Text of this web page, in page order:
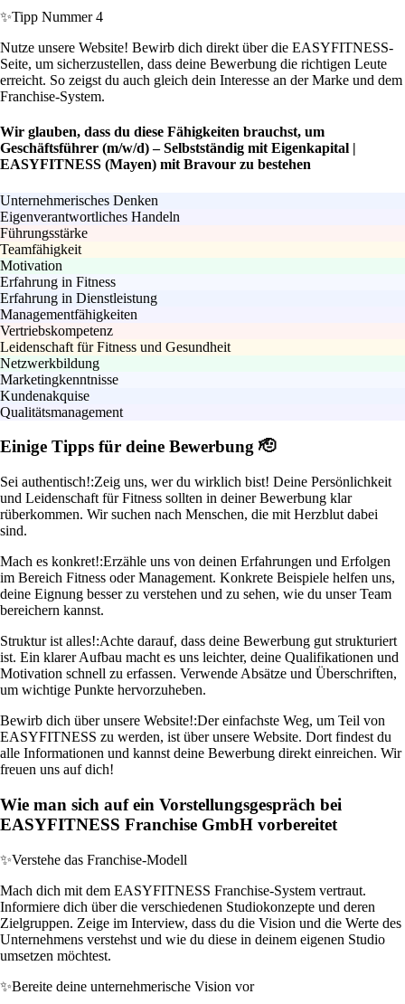
✨Tipp Nummer 4
Nutze unsere Website! Bewirb dich direkt über die EASYFITNESS-
Seite, um sicherzustellen, dass deine Bewerbung die richtigen Leute
erreicht. So zeigst du auch gleich dein Interesse an der Marke und dem
Franchise-System.
Wir glauben, dass du diese Fähigkeiten brauchst, um
Geschäftsführer (m/w/d) – Selbstständig mit Eigenkapital |
EASYFITNESS (Mayen) mit Bravour zu bestehen
Unternehmerisches Denken
Eigenverantwortliches Handeln
Führungsstärke
Teamfähigkeit
Motivation
Erfahrung in Fitness
Erfahrung in Dienstleistung
Managementfähigkeiten
Vertriebskompetenz
Leidenschaft für Fitness und Gesundheit
Netzwerkbildung
Marketingkenntnisse
Kundenakquise
Qualitätsmanagement
Einige Tipps für deine Bewerbung 🫡
Sei authentisch!:Zeig uns, wer du wirklich bist! Deine Persönlichkeit
und Leidenschaft für Fitness sollten in deiner Bewerbung klar
rüberkommen. Wir suchen nach Menschen, die mit Herzblut dabei
sind.
Mach es konkret!:Erzähle uns von deinen Erfahrungen und Erfolgen
im Bereich Fitness oder Management. Konkrete Beispiele helfen uns,
deine Eignung besser zu verstehen und zu sehen, wie du unser Team
bereichern kannst.
Struktur ist alles!:Achte darauf, dass deine Bewerbung gut strukturiert
ist. Ein klarer Aufbau macht es uns leichter, deine Qualifikationen und
Motivation schnell zu erfassen. Verwende Absätze und Überschriften,
um wichtige Punkte hervorzuheben.
Bewirb dich über unsere Website!:Der einfachste Weg, um Teil von
EASYFITNESS zu werden, ist über unsere Website. Dort findest du
alle Informationen und kannst deine Bewerbung direkt einreichen. Wir
freuen uns auf dich!
Wie man sich auf ein Vorstellungsgespräch bei
EASYFITNESS Franchise GmbH vorbereitet
✨Verstehe das Franchise-Modell
Mach dich mit dem EASYFITNESS Franchise-System vertraut.
Informiere dich über die verschiedenen Studiokonzepte und deren
Zielgruppen. Zeige im Interview, dass du die Vision und die Werte des
Unternehmens verstehst und wie du diese in deinem eigenen Studio
umsetzen möchtest.
✨Bereite deine unternehmerische Vision vor